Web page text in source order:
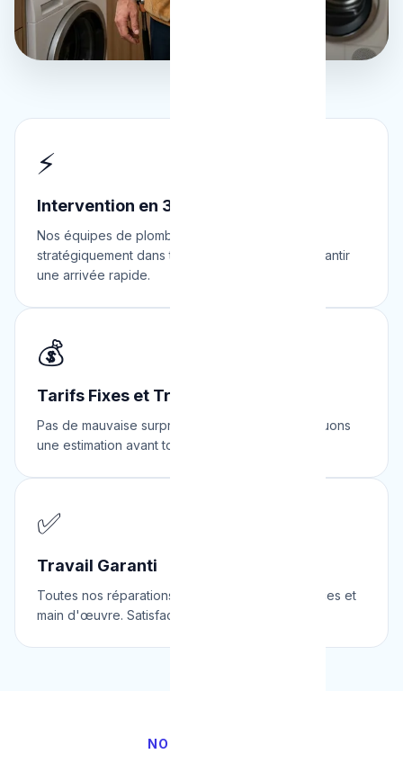
⚡
Intervention en 30 Minutes
Nos équipes de plombiers sont réparties
stratégiquement dans toute la Belgique pour garantir
une arrivée rapide.
💰
Tarifs Fixes et Transparents
Pas de mauvaise surprise. Nous vous communiquons
une estimation avant toute intervention.
✅
Travail Garanti
Toutes nos réparations sont garanties 2 ans pièces et
main d'œuvre. Satisfaction assurée.
NOTRE ÉQUIPE